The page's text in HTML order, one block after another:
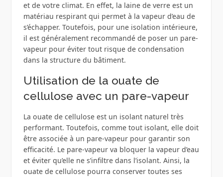
et de votre climat. En effet, la laine de verre est un
matériau respirant qui permet à la vapeur d’eau de
s’échapper. Toutefois, pour une isolation intérieure,
il est généralement recommandé de poser un pare-
vapeur pour éviter tout risque de condensation
dans la structure du bâtiment.
Utilisation de la ouate de
cellulose avec un pare-vapeur
La ouate de cellulose est un isolant naturel très
performant. Toutefois, comme tout isolant, elle doit
être associée à un pare-vapeur pour garantir son
efficacité. Le pare-vapeur va bloquer la vapeur d’eau
et éviter qu’elle ne s’infiltre dans l’isolant. Ainsi, la
ouate de cellulose pourra conserver toutes ses